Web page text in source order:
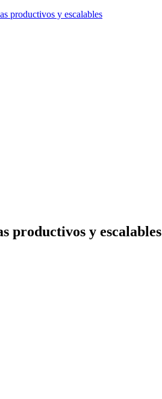
productivos y escalables
productivos y escalables